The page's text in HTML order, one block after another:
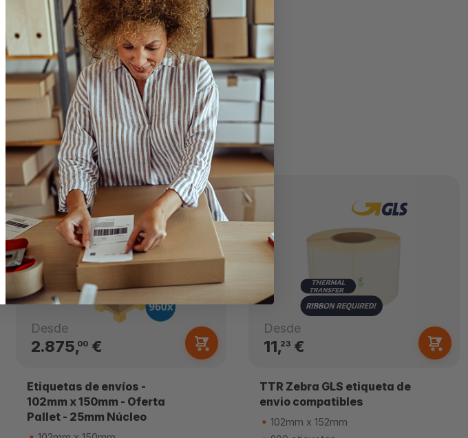
Desde
2.875,00 €
Etiquetas de envíos -
102mm x 150mm - Oferta
Pallet - 25mm Núcleo
Desde
11,23€
TTR Zebra GLS etiqueta de
envio compatibles
102mm x 152mm